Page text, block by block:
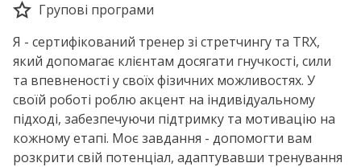
Групові програми
Я - сертифікований тренер зі стретчингу та TRX,
який допомагає клієнтам досягати гнучкості, сили
та впевненості у своїх фізичних можливостях. У
своїй роботі роблю акцент на індивідуальному
підході, забезпечуючи підтримку та мотивацію на
кожному етапі. Моє завдання - допомогти вам
розкрити свій потенціал, адаптувавши тренування